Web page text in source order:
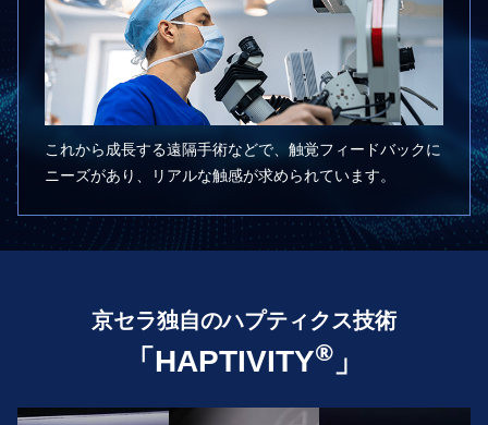
これから成⻑する遠隔⼿術などで、触覚フィードバックに
ニーズがあり、リアルな触感が求められています。
京セラ独自のハプティクス技術
「HAPTIVITY® 」